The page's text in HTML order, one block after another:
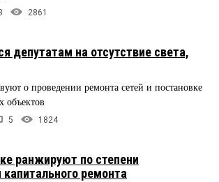
2861
депутатам на отсутствие света,
о проведении ремонта сетей и постановке
объектов
5 1824
ранжируют по степени
ремонта